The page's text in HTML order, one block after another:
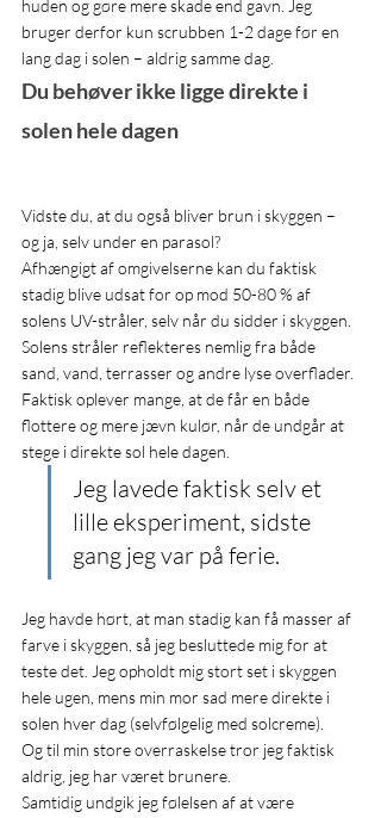
huden og gøre mere skade end gavn. Jeg
bruger derfor kun scrubben 1-2 dage før en
lang dag i solen – aldrig samme dag.
Du behøver ikke ligge direkte i
solen hele dagen
Vidste du, at du også bliver brun i skyggen –
og ja, selv under en parasol?
Afhængigt af omgivelserne kan du faktisk
stadig blive udsat for op mod 50-80 % af
solens UV-stråler, selv når du sidder i skyggen.
Solens stråler reflekteres nemlig fra både
sand, vand, terrasser og andre lyse overflader.
Faktisk oplever mange, at de får en både
flottere og mere jævn kulør, når de undgår at
stege i direkte sol hele dagen.
Jeg lavede faktisk selv et
lille eksperiment, sidste
gang jeg var på ferie.
Jeg havde hørt, at man stadig kan få masser af
farve i skyggen, så jeg besluttede mig for at
teste det. Jeg opholdt mig stort set i skyggen
hele ugen, mens min mor sad mere direkte i
solen hver dag (selvfølgelig med solcreme).
Og til min store overraskelse tror jeg faktisk
aldrig, jeg har været brunere.
Samtidig undgik jeg følelsen af at være